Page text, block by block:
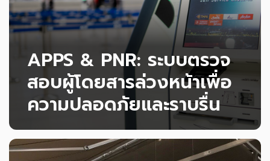
APPS & PNR: ระบบตรวจ
สอบผู้โดยสารล่วงหน้าเพื่อ
ความปลอดภัยและราบรื่น
ตรวจสอบผู้โดยสารก่อนการเดินทาง เพื่อให้ทุกเที่ยว
บินปลอดภัยและทุกการตัดสินใจมั่นใจได้